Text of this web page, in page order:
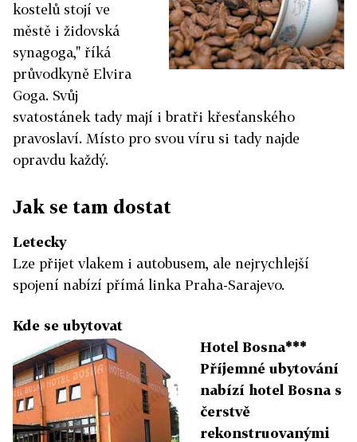
kostelů stojí ve
městě i židovská
synagoga," říká
průvodkyně Elvira
Goga. Svůj
svatostánek tady mají i bratři křesťanského
pravoslaví. Místo pro svou víru si tady najde
opravdu každý.
Jak se tam dostat
Letecky
Lze přijet vlakem i autobusem, ale nejrychlejší
spojení nabízí přímá linka Praha-Sarajevo.
Kde se ubytovat
Hotel Bosna***
Příjemné ubytování
nabízí hotel Bosna s
čerstvě
rekonstruovanými